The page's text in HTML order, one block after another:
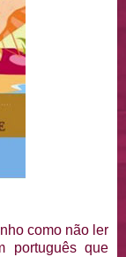
como não ler
português que